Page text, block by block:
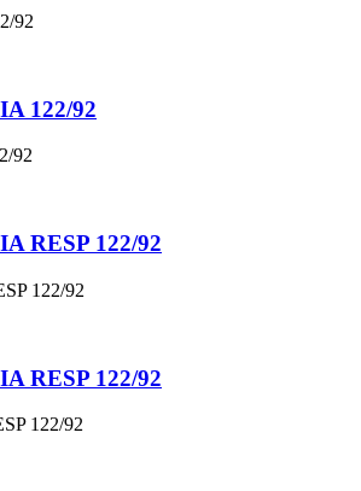
92
122/92
92
RESP 122/92
122/92
RESP 122/92
122/92